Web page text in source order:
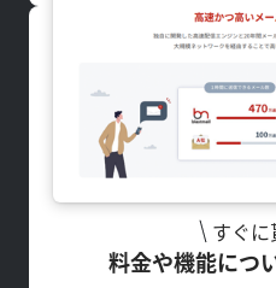
すぐに
料金や機能につ